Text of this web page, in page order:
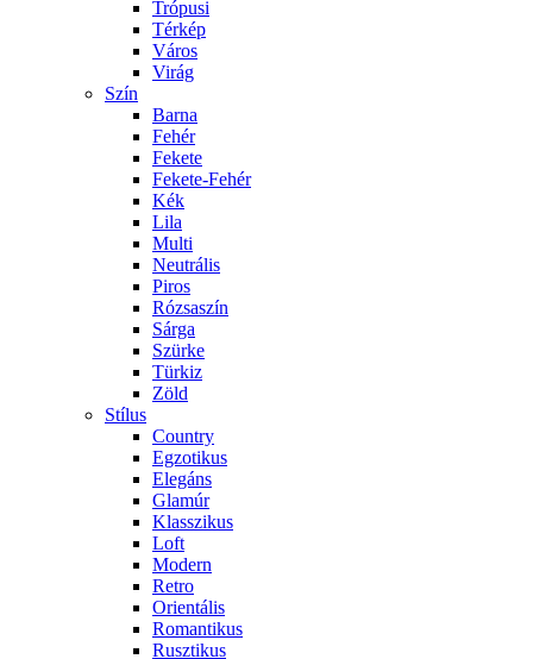
Trópusi
Térkép
Város
Virág
Szín
Barna
Fehér
Fekete
Fekete-Fehér
Kék
Lila
Multi
Neutrális
Piros
Rózsaszín
Sárga
Szürke
Türkiz
Zöld
Stílus
Country
Egzotikus
Elegáns
Glamúr
Klasszikus
Loft
Modern
Retro
Orientális
Romantikus
Rusztikus